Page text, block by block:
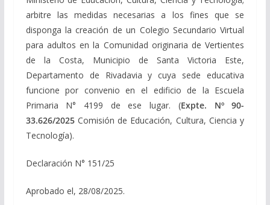
arbitre las medidas necesarias a los fines que se
disponga la creación de un Colegio Secundario Virtual
para adultos en la Comunidad originaria de Vertientes
de la Costa, Municipio de Santa Victoria Este,
Departamento de Rivadavia y cuya sede educativa
funcione por convenio en el edificio de la Escuela
Primaria N° 4199 de ese lugar. (Expte. Nº 90-
33.626/2025Comisión de Educación, Cultura, Ciencia y
Tecnología).
Declaración N° 151/25
Aprobado el, 28/08/2025.